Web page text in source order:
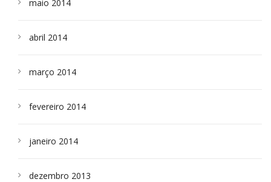
maio 2014
abril 2014
março 2014
fevereiro 2014
janeiro 2014
dezembro 2013